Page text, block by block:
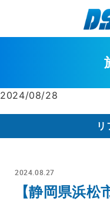
2024/08/28
リ
2024.08.27
【静岡県浜